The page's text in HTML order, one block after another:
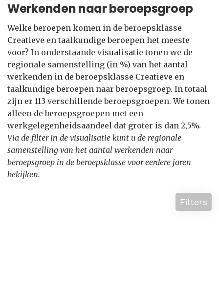
Werkenden naar beroepsgroep
Welke beroepen komen in de beroepsklasse
Creatieve en taalkundige beroepen het meeste
voor? In onderstaande visualisatie tonen we de
regionale samenstelling (in %) van het aantal
werkenden in de beroepsklasse Creatieve en
taalkundige beroepen naar beroepsgroep. In totaal
zijn er 113 verschillende beroepsgroepen. We tonen
alleen de beroepsgroepen met een
werkgelegenheidsaandeel dat groter is dan 2,5%.
Via de filter in de visualisatie kunt u de regionale
samenstelling van het aantal werkenden naar
beroepsgroep in de beroepsklasse voor eerdere jaren
bekijken.
Filters